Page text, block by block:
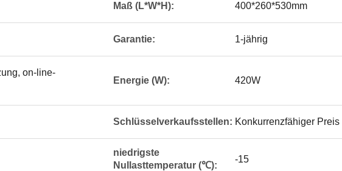
Maß (L*W*H): 400*260*530mm
Garantie: 1-jährig
on-line-
Energie (W): 420W
Schlüsselverkaufsstellen: Konkurrenzfähiger Preis
niedrigste
Nullasttemperatur (℃):
-15